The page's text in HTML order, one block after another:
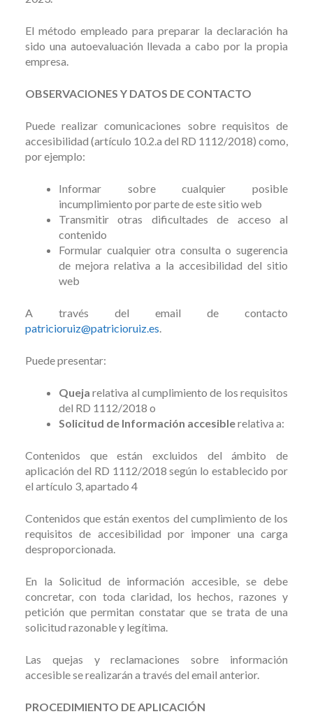
El método empleado para preparar la declaración ha
sido una autoevaluación llevada a cabo por la propia
empresa.
OBSERVACIONES Y DATOS DE CONTACTO
Puede realizar comunicaciones sobre requisitos de
accesibilidad (artículo 10.2.a del RD 1112/2018) como,
por ejemplo:
Informar sobre cualquier posible
incumplimiento por parte de este sitio web
Transmitir otras dificultades de acceso al
contenido
Formular cualquier otra consulta o sugerencia
de mejora relativa a la accesibilidad del sitio
web
A través del email de contacto
patricioruiz@patricioruiz.es.
Puede presentar:
Quejarelativa al cumplimiento de los requisitos
del RD 1112/2018 o
Solicitud de Información accesiblerelativa a:
Contenidos que están excluidos del ámbito de
aplicación del RD 1112/2018 según lo establecido por
el artículo 3, apartado 4
Contenidos que están exentos del cumplimiento de los
requisitos de accesibilidad por imponer una carga
desproporcionada.
En la Solicitud de información accesible, se debe
concretar, con toda claridad, los hechos, razones y
petición que permitan constatar que se trata de una
solicitud razonable y legítima.
Las quejas y reclamaciones sobre información
accesible se realizarán a través del email anterior.
PROCEDIMIENTO DE APLICACIÓN